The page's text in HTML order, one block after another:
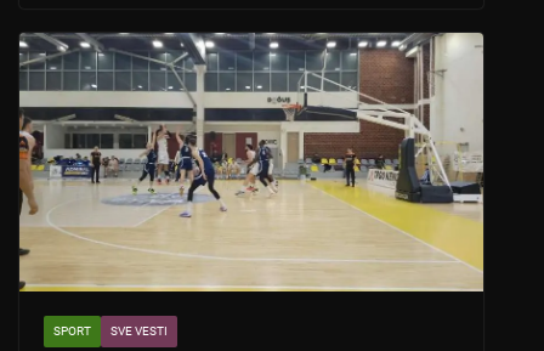
A
p
p
b
o
o
k
SPORT SVE VESTI